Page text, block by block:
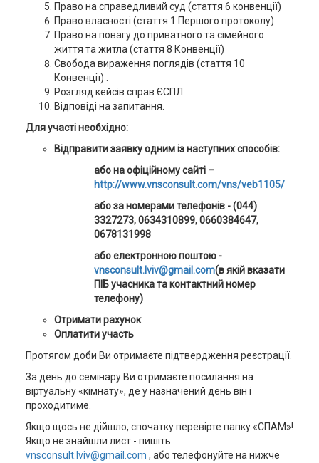
Право на справедливий суд (стаття 6 конвенції)
Право власності (стаття 1 Першого протоколу)
Право на повагу до приватного та сімейного
життя та житла (стаття 8 Конвенції)
Свобода вираження поглядів (стаття 10
Конвенції) .
Розгляд кейсів справ ЄСПЛ.
Відповіді на запитання.
Для участі необхідно:
Відправити заявку одним із наступних способів:
або на офіційному сайті –
http://www.vnsconsult.com/vns/veb1105/
або за номерами телефонів - (044)
3327273,0634310899, 0660384647,
0678131998
або електронною поштою -
vnsconsult.lviv@gmail.com(в якій вказати
ПІБ учасника та контактний номер
телефону)
Отримати рахунок
Оплатити участь
Протягом доби Ви отримаєте підтвердження реєстрації.
За день до семінару Ви отримаєте посилання на
віртуальну «кімнату», де у назначений день він і
проходитиме.
Якщо щось не дійшло, спочатку перевірте папку «СПАМ»!
Якщо не знайшли лист - пишіть:
vnsconsult.lviv@gmail.com , або телефонуйте на нижче